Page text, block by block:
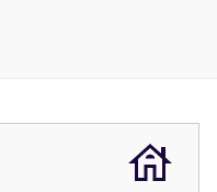
vous garantit que
également à la maison
dispose de
deux
avec douche et lavabo